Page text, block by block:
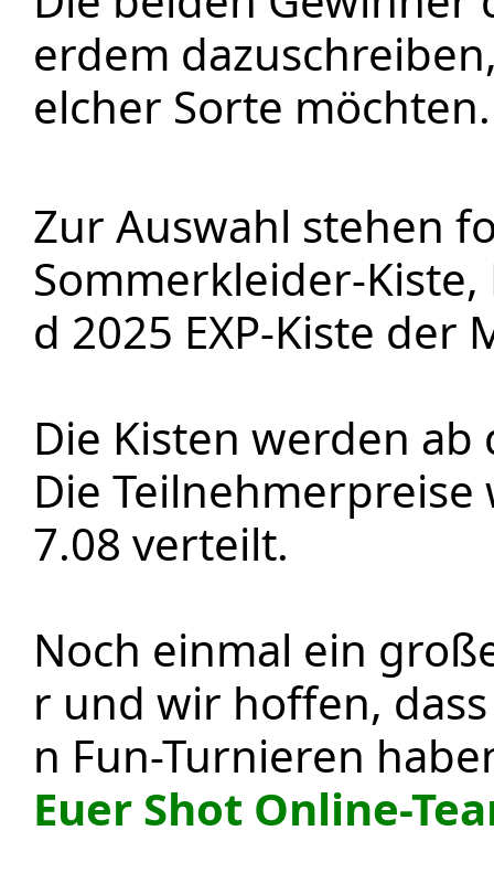
erdem
elcher Sorte möchten.
Zur Auswahl stehen
Sommerkleider-
d 2025 EXP-Kiste der
Die Kisten werden
Die
7.08 verteilt.
Noch einmal ein
r und wir hoffen,
n Fun-Turnieren
Euer Shot Online-